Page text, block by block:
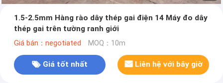
1.5-2.5mm Hàng rào dây thép gai điện 14 Máy đo dây
thép gai trên tường ranh giới
Giá bán：negotiated MOQ：10m
Giá tốt nhất Liên hệ với bây giờ